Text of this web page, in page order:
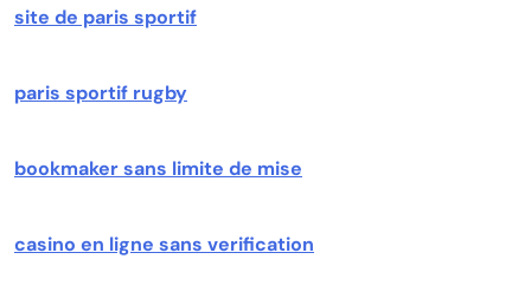
site de paris sportif
paris sportif rugby
bookmaker sans limite de mise
casino en ligne sans verification